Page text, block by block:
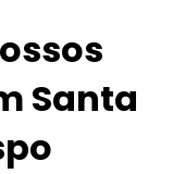
Santa